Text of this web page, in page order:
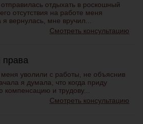
отдыхать в роскошный
отсутствия на работе меня
я вернулась, мне вручил...
Смотреть консультацию
права
уволили с работы, не объяснив
я думала, что когда приду
компенсацию и трудову...
Смотреть консультацию